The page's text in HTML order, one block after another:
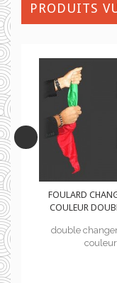
PRODUITS
FOULARD
COULEUR
double
couleur